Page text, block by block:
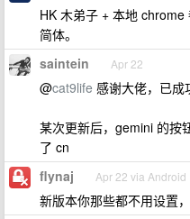
HK 木弟子 + 本地
简体。
saintein Apr 22
@cat9life 感谢大佬，已成
某次更新后，gemini 的按
了 cn
flynaj Apr 22 via Android
新版本你那些都不用设置